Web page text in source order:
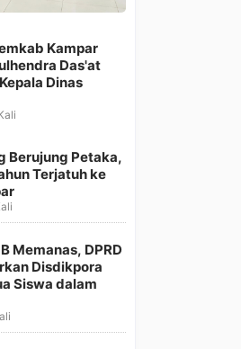
Kampar
Das'at
Dinas
Berujung Petaka,
Terjatuh ke
Memanas, DPRD
Disdikpora
Siswa dalam